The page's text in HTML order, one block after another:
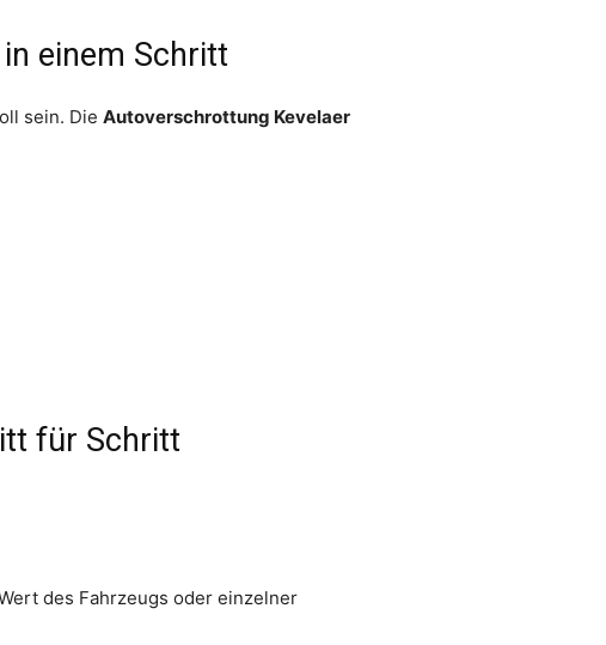
einem Schritt
sein. Die Autoverschrottung Kevelaer
für Schritt
des Fahrzeugs oder einzelner